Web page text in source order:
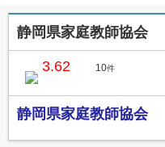
静岡県家庭教師協会
3.62 10件
静岡県家庭教師協会